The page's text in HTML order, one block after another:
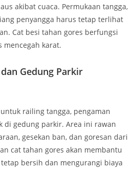
akibat cuaca. Permukaan tangga,
penyangga harus tetap terlihat
Cat besi tahan gores berfungsi
mencegah karat.
Gedung Parkir
railing tangga, pengaman
di gedung parkir. Area ini rawan
gesekan ban, dan goresan dari
cat tahan gores akan membantu
bersih dan mengurangi biaya